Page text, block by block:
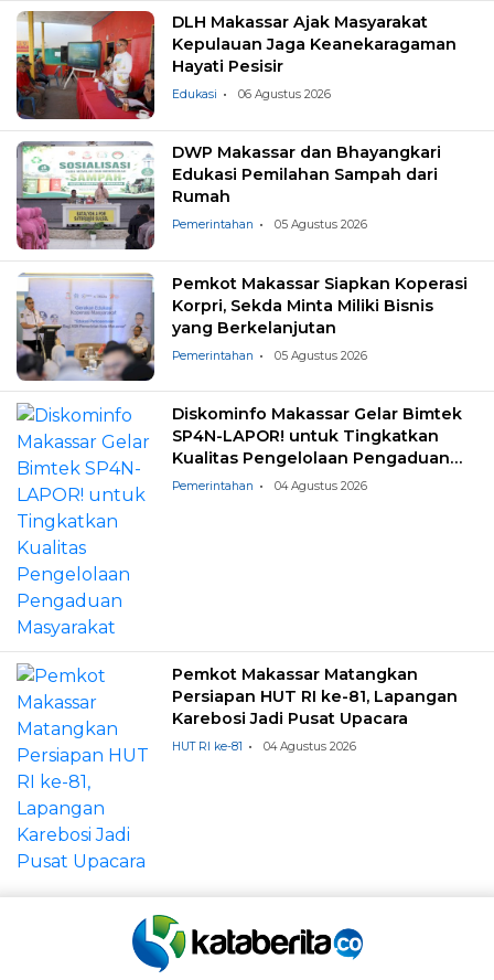
DLH Makassar Ajak Masyarakat
Kepulauan Jaga Keanekaragaman
Hayati Pesisir
Edukasi 06 Agustus 2026
DWP Makassar dan Bhayangkari
Edukasi Pemilahan Sampah dari
Rumah
Pemerintahan 05 Agustus 2026
Pemkot Makassar Siapkan Koperasi
Korpri, Sekda Minta Miliki Bisnis
yang Berkelanjutan
Pemerintahan 05 Agustus 2026
Diskominfo Makassar Gelar Bimtek
SP4N-LAPOR! untuk Tingkatkan
Kualitas Pengelolaan Pengaduan
Masyarakat
Pemerintahan 04 Agustus 2026
Pemkot Makassar Matangkan
Persiapan HUT RI ke-81, Lapangan
Karebosi Jadi Pusat Upacara
HUT RI ke-81 04 Agustus 2026